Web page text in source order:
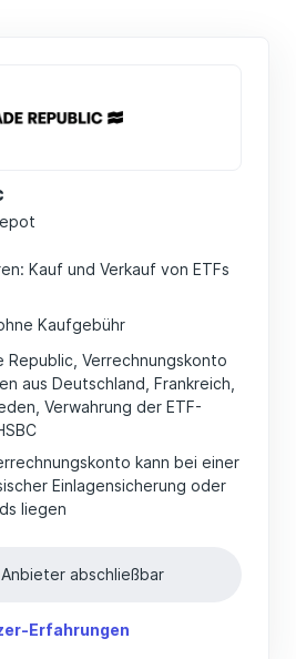
Kauf und Verkauf von ETFs
Kaufgebühr
Verrechnungskonto
aus Deutschland, Frankreich,
Verwahrung der ETF-
kann bei einer
Einlagensicherung oder
liegen
abschließbar
Erfahrungen